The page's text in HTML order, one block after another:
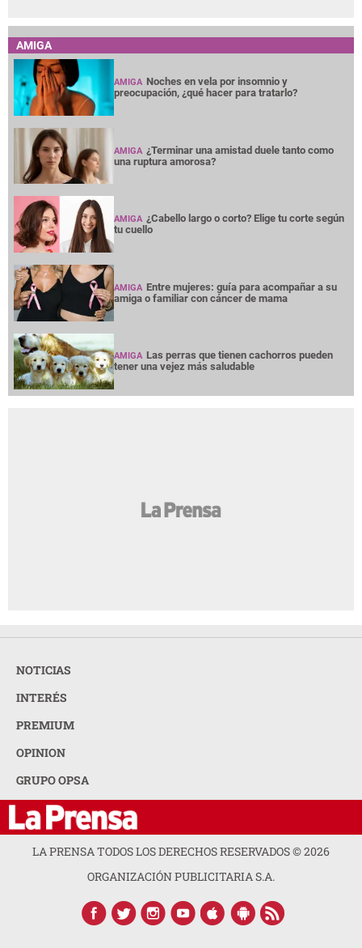
AMIGA
AMIGA Noches en vela por insomnio y
preocupación, ¿qué hacer para tratarlo?
AMIGA ¿Terminar una amistad duele tanto como
una ruptura amorosa?
AMIGA ¿Cabello largo o corto? Elige tu corte según
tu cuello
AMIGA Entre mujeres: guía para acompañar a su
amiga o familiar con cáncer de mama
AMIGA Las perras que tienen cachorros pueden
tener una vejez más saludable
NOTICIAS
INTERÉS
PREMIUM
OPINION
GRUPO OPSA
LA PRENSA TODOS LOS DERECHOS RESERVADOS ©2026
ORGANIZACIÓN PUBLICITARIA S.A.